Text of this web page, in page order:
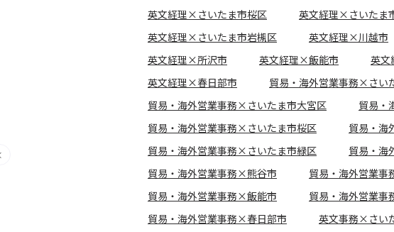
英文経理×さいたま市桜区
英文経理×さいたま
英文経理×さいたま市岩槻区
英文経理×川越市
英文経理×所沢市
英文経理×飯能市 英
英文経理×春日部市
貿易・海外営業事務×さい
貿易・海外営業事務×さいたま市大宮区
貿易・
貿易・海外営業事務×さいたま市桜区
貿易・海
貿易・海外営業事務×さいたま市緑区
貿易・海
貿易・海外営業事務×熊谷市
貿易・海外営業
貿易・海外営業事務×飯能市
貿易・海外営業
貿易・海外営業事務×春日部市
英文事務×さい